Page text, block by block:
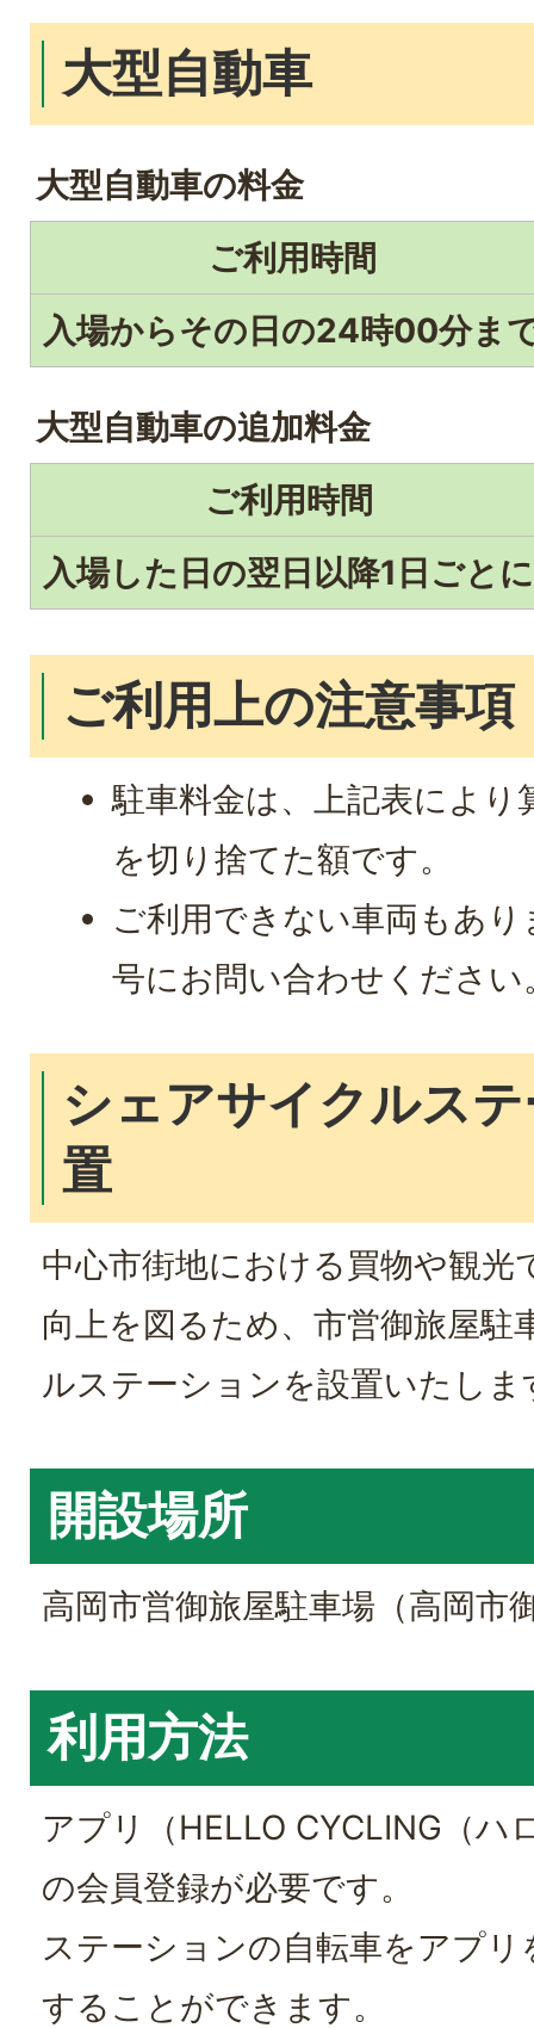
大型自動車
大型自動車の料金
ご利用時間
入場からその日の24時00分ま
大型自動車の追加料金
ご利用時間
入場した日の翌日以降1日ごとに
ご利用上の注意事項
駐車料金は、上記表により
を切り捨てた額です。
ご利用できない車両もあ
号にお問い合わせください
シェアサイクルス
置
中心市街地における買物や観光
向上を図るため、市営御旅屋駐
ルステーションを設置いたしま
開設場所
高岡市営御旅屋駐車場（高岡市
利用方法
アプリ（HELLO CYCLING（ハ
の会員登録が必要です。
ステーションの自転車をアプリ
することができます。